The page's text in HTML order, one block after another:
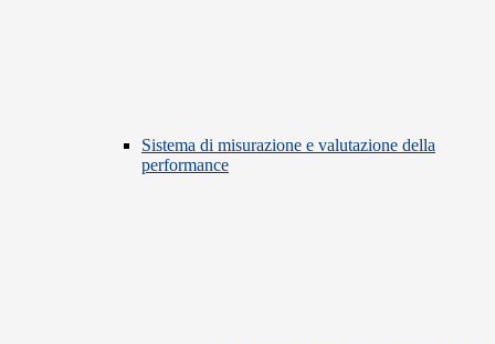
Sistema di misurazione e valutazione della
performance